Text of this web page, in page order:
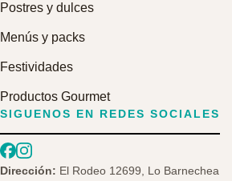
Postres y dulces
Menús y packs
Festividades
Productos Gourmet
SIGUENOS EN REDES SOCIALES
Dirección: El Rodeo 12699, Lo Barnechea